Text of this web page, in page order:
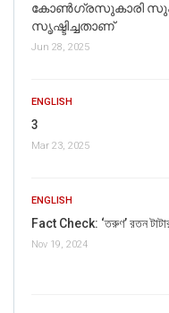
കോൺഗ്രസുകാരി
സൃഷ്ടിച്ചതാണ്
Jun 28, 2025
ENGLISH
3
Mar 23, 2025
ENGLISH
Fact Check: ‘তরুণ’ রতন
Nov 19, 2024